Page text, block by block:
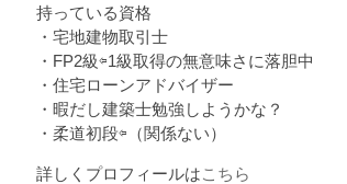
持っている資格
・宅地建物取引士
・FP2級⇦1級取得の無意味さに落胆中
・住宅ローンアドバイザー
・暇だし建築士勉強しようかな？
・柔道初段⇦（関係ない）
詳しくプロフィールはこちら